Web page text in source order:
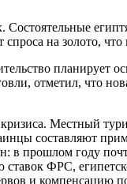
на золото,
планирует
отметил, что
Местный
составляют
в прошлом году
ФРС,
и компенсацию